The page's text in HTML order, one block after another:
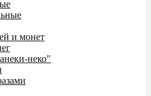
и монет
неко"